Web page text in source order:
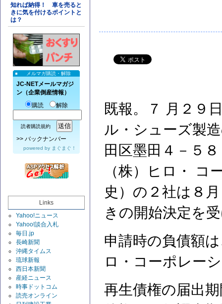
知れば納得！ 車を売ると
きに気を付けるポイントと
は？
メルマガ購読・解除
JC-NETメールマガジ
ン（企業倒産情報）
購読
解除
読者購読規約
>> バックナンバー
powered by まぐまぐ！
Links
Yahoo!ニュース
Yahoo!談合入札
毎日.jp
長崎新聞
沖縄タイムス
琉球新報
西日本新聞
産経ニュース
時事ドットコム
読売オンライン
既報。７ 月２９
ル・シューズ製
田区墨田４－５
（株）ヒロ・ コ
史）の２社は８
きの開始決定を
申請時の負債額
ロ・コーポレー
再生債権の届出